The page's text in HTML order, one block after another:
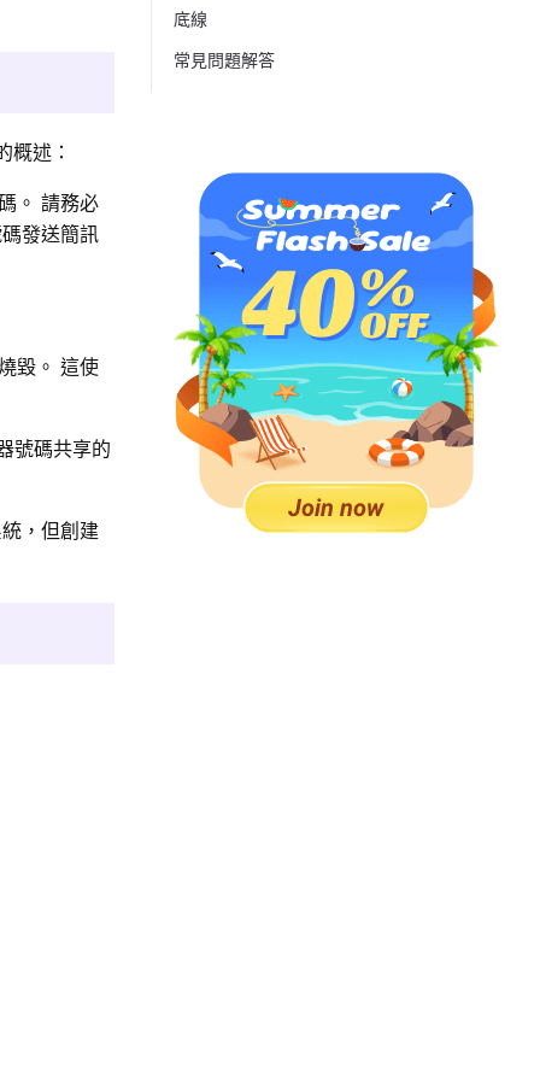
述：
。 請務必
發送簡訊
毀。 這使
號碼共享的
，但創建
底線
常見問題解答